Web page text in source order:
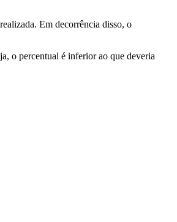
Em decorrência disso, o
o percentual é inferior ao que deveria